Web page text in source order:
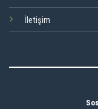
İletişim